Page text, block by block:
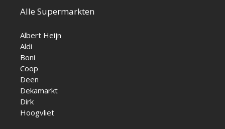
Alle Supermarkten
Albert Heijn
Aldi
Boni
Coop
Deen
Dekamarkt
Dirk
Hoogvliet